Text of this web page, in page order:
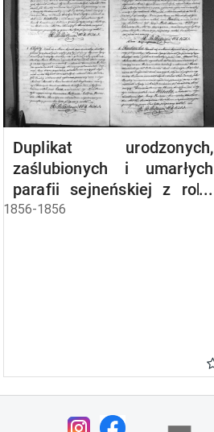
Duplikat urodzonych,
zaślubionych i umarłych
parafii sejneńskiej z roku
1856
1856-1856